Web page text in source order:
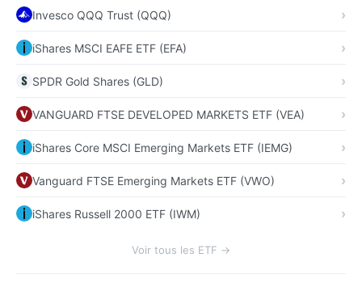
Invesco QQQ Trust (QQQ)
iShares MSCI EAFE ETF (EFA)
SPDR Gold Shares (GLD)
VANGUARD FTSE DEVELOPED MARKETS ETF (VEA)
iShares Core MSCI Emerging Markets ETF (IEMG)
Vanguard FTSE Emerging Markets ETF (VWO)
iShares Russell 2000 ETF (IWM)
Voir tous les ETF →